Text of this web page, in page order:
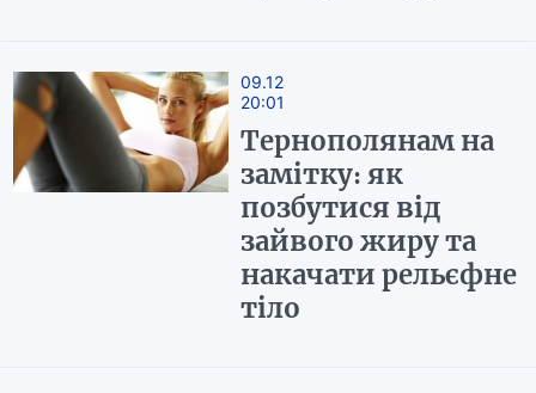
09.12
20:01
Тернополянам на
замітку: як
позбутися від
зайвого жиру та
накачати рельєфне
тіло